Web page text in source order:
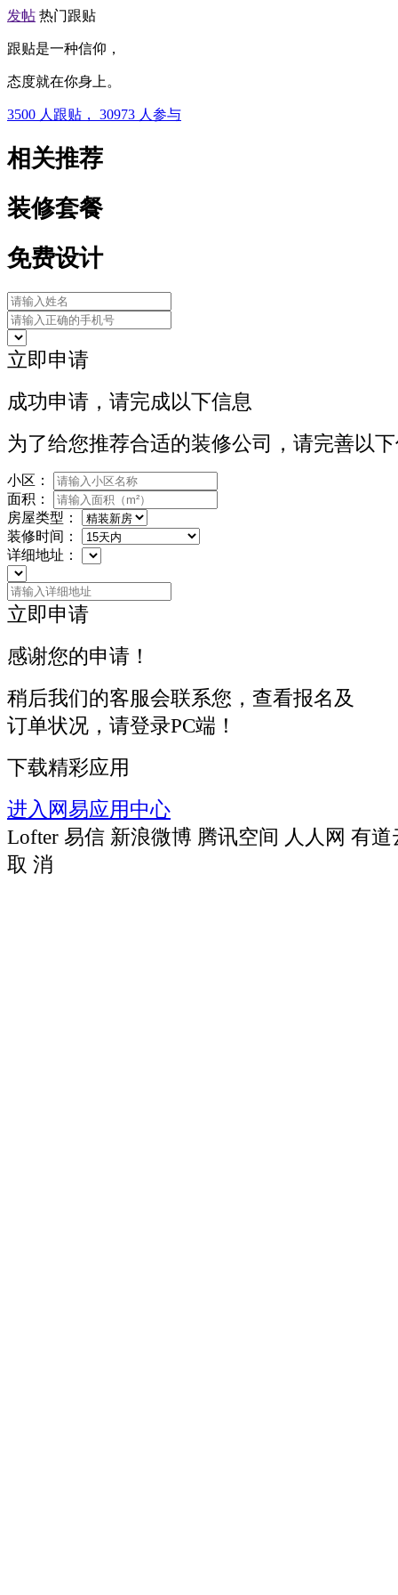
发帖 热门跟贴
跟贴是一种信仰，
态度就在你身上。
3500 人跟贴， 30973 人参与
相关推荐
装修套餐
免费设计
立即申请
成功申请，请完成以下信息
为了给您推荐合适的装修公司，请完善以
小区：
面积：
房屋类型：
装修时间：
详细地址：
立即申请
感谢您的申请！
稍后我们的客服会联系您，查看报名及
订单状况，请登录PC端！
下载精彩应用
进入网易应用中心
Lofter 易信 新浪微博 腾讯空间 人人网 有道
取 消